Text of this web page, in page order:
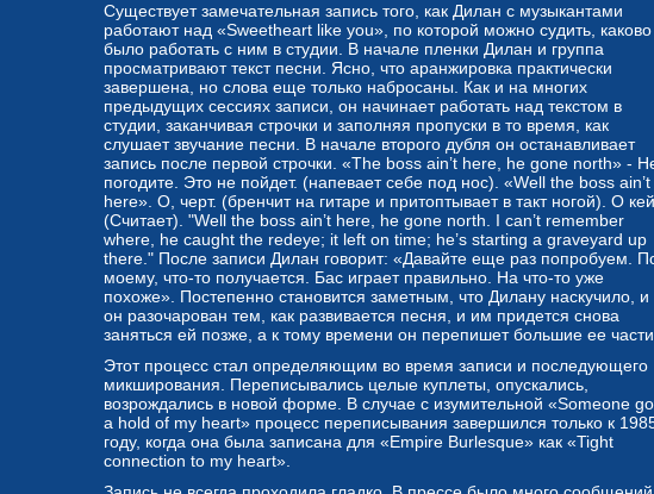
Существует замечательная запись того, как Дилан с музыкантами
работают над «Sweetheart like you», по которой можно судить, каково
было работать с ним в студии. В начале пленки Дилан и группа
просматривают текст песни. Ясно, что аранжировка практически
завершена, но слова еще только набросаны. Как и на многих
предыдущих сессиях записи, он начинает работать над текстом в
студии, заканчивая строчки и заполняя пропуски в то время, как
слушает звучание песни. В начале второго дубля он останавливает
запись после первой строчки. «The boss ain’t here, he gone north» -
погодите. Это не пойдет. (напевает себе под нос). «Well the boss ain’t
here». О, черт. (бренчит на гитаре и притоптывает в такт ногой). О кей.
(Считает). "Well the boss ain’t here, he gone north. I can’t remember
where, he caught the redeye; it left on time; he’s starting a graveyard up
there." После записи Дилан говорит: «Давайте еще раз попробуем.
моему, что-то получается. Бас играет правильно. На что-то уже
похоже». Постепенно становится заметным, что Дилану наскучило, и
он разочарован тем, как развивается песня, и им придется снова
заняться ей позже, а к тому времени он перепишет большие ее части.
Этот процесс стал определяющим во время записи и последующего
микширования. Переписывались целые куплеты, опускались,
возрождались в новой форме. В случае с изумительной «Someone
a hold of my heart» процесс переписывания завершился только к
году, когда она была записана для «Empire Burlesque» как «Tight
connection to my heart».